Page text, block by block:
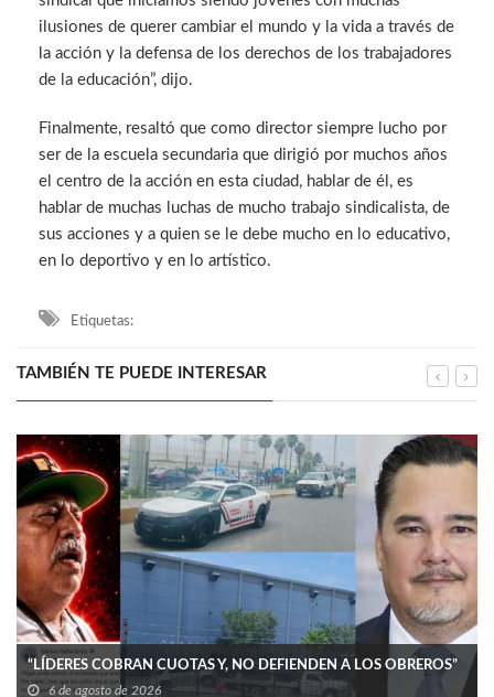
ilusiones de querer cambiar el mundo y la vida a través de
la acción y la defensa de los derechos de los trabajadores
de la educación”, dijo.
Finalmente, resaltó que como director siempre lucho por
ser de la escuela secundaria que dirigió por muchos años
el centro de la acción en esta ciudad, hablar de él, es
hablar de muchas luchas de mucho trabajo sindicalista, de
sus acciones y a quien se le debe mucho en lo educativo,
en lo deportivo y en lo artístico.
Etiquetas:
TAMBIÉN TE PUEDE INTERESAR
“LÍDERES COBRAN CUOTAS Y, NO DEFIENDEN A LOS OBREROS”
6 de agosto de 2026